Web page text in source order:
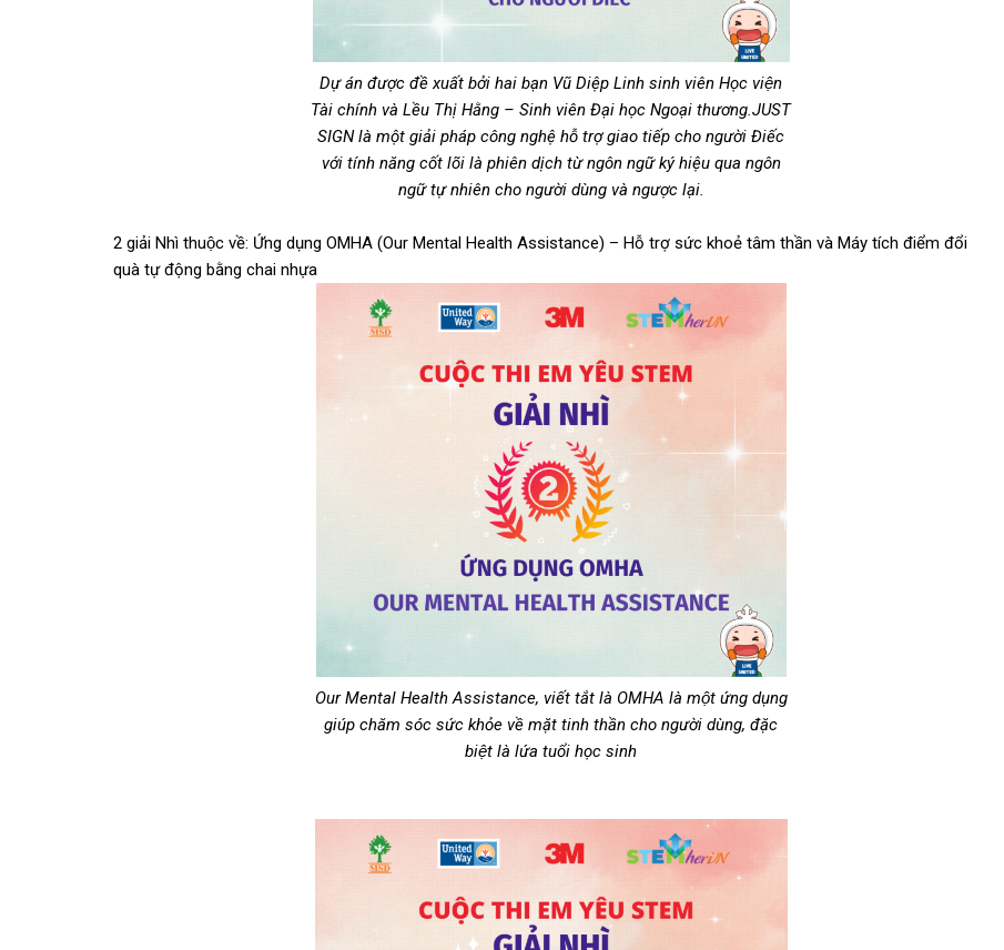
Dự án được đề xuất bởi hai bạn Vũ Diệp Linh sinh viên Học viện
Tài chính và Lều Thị Hằng – Sinh viên Đại học Ngoại thương.JUST
SIGN là một giải pháp công nghệ hỗ trợ giao tiếp cho người Điếc
với tính năng cốt lõi là phiên dịch từ ngôn ngữ ký hiệu qua ngôn
ngữ tự nhiên cho người dùng và ngược lại.
2 giải Nhì thuộc về: Ứng dụng OMHA (Our Mental Health Assistance) – Hỗ trợ sức khoẻ tâm thần và Máy tích điểm đổi
quà tự động bằng chai nhựa
Our Mental Health Assistance, viết tắt là OMHA là một ứng dụng
giúp chăm sóc sức khỏe về mặt tinh thần cho người dùng, đặc
biệt là lứa tuổi học sinh